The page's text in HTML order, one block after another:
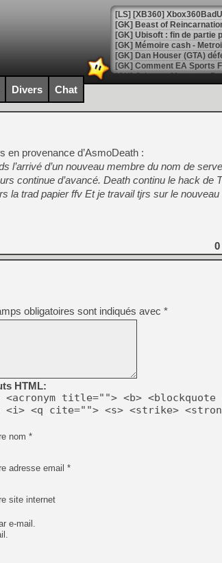
[GK] Beast of
[GK] Ubisoft : fin de partie
[GK] Mémoire cash -
[GK] Dan Houser (GTA)
[GK] Comment EA Sports
[GK] Crimson Moon : un
[GK] Isle of Reveries : le
[GK] Moonlighter 2 : The
[GK] Capcom relance
[Mo5] Deux inédits du
[GK] Le beat'em up The
[GK] Endless Legend 2 :
[LS] [PS5] Le WebKit
[GK] Oubliez Crazy Taxi,
[LS] [Switch] NSZ 5.0.0
[GK] No More Room in
[GK] Un chatbot Atelier
[GK] Mémoire cash -
[GK] Nvidia : le prix des
[GK] Suikoden Star Leap
[Mo5] La mini borne
[GK] Atari renoue avec les
[GK] Le studio de FIFA
[GK] La PlayStation 1 en
[GK] Dawn of War 4 : les
[GK] CloverPit : l'héritier
[GK] Stellar Blade : Blood
[GK] Palworld Online est
[GK] Wuchang 2 : le
[GK] Minecraft et ses «
Divers Chat
en provenance d’AsmoDeath :
l’arrivé d’un nouveau membre du nom de
continue d’avancé. Death continu le hack de
la trad papier ffv Et je travail tjrs sur le nouveau
0
obligatoires sont indiqués avec *
HTML:
title=""> <b> <blockquote
<i> <q cite=""> <s> <strike>
nom *
adresse email *
site internet
e-mail.